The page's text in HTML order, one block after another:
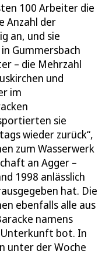
100 Arbeiter die
Anzahl der
an, und sie
Gummersbach
– die Mehrzahl
und
im
sie
wieder zurück“,
zum Wasserwerk
an Agger –
1998 anlässlich
hat. Die
ebenfalls alle aus
namens
Unterkunft bot. In
unter der Woche